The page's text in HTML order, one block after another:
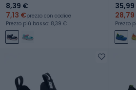
8,39 €
7,13 €prezzo con codice
Prezzo più basso: 8,39 €
Prezzo